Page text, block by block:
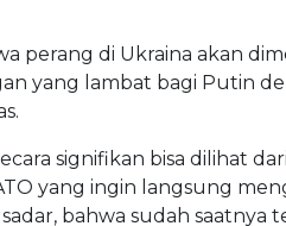
perang di Ukraina akan
yang lambat bagi Putin
signifikan bisa dilihat
yang ingin langsung
bahwa sudah saatnya